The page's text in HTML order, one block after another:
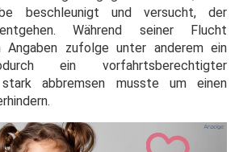
beschleunigt und versucht, der
Während seiner Flucht
zufolge unter anderem ein
ein vorfahrtsberechtigter
stark abbremsen musste um einen